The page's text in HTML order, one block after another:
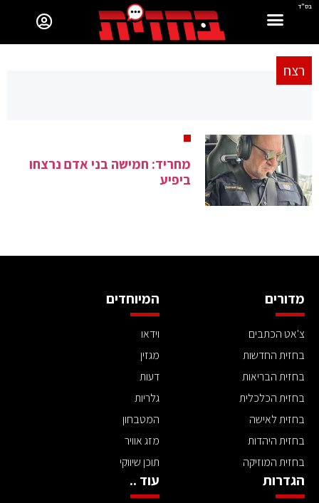
בס"ד
רצח
מחריד: חמישה בני אדם נרצחו
ביפיע
מדורים
צ'אט הכתבים
בחזית החדשות
בחזית הבריאות
בחזית הכלכלית
בחזית לאישה
בחזית היהדות
בחזית המוזיקה
המיוחדים
וידאו
מגזין
דעות
גלריות
המטבחון
מזג אוויר
תוכן שיווקי
הגדרות עוד ..